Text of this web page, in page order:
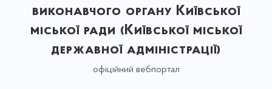
виконавчого органу Київської
міської ради (Київської міської
державної адміністрації)
офіційний вебпортал